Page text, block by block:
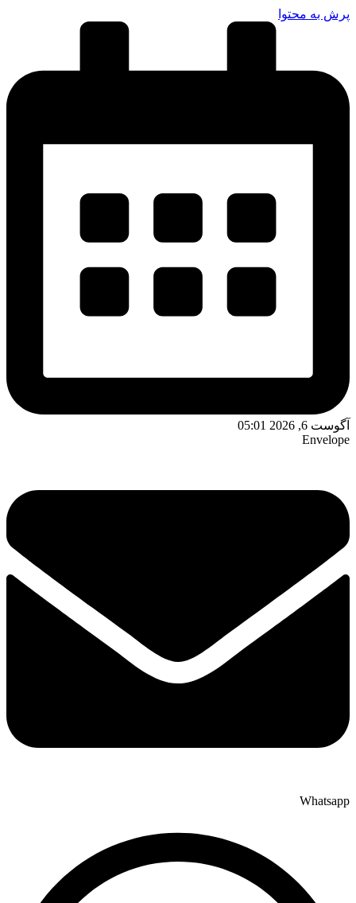
پرش به محتوا
آگوست 6, 2026 05:01
Envelope
Whatsapp